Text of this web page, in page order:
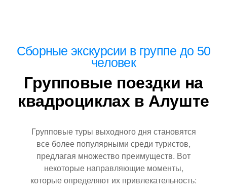
Сборные экскурсии в группе до 50
человек
Групповые поездки на
квадроциклах в Алуште
Групповые туры выходного дня становятся
все более популярными среди туристов,
предлагая множество преимуществ. Вот
некоторые направляющие моменты,
которые определяют их привлекательность: